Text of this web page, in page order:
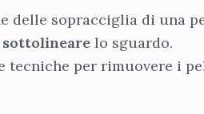
delle sopracciglia di una
sottolineare lo sguardo.
tecniche per rimuovere i